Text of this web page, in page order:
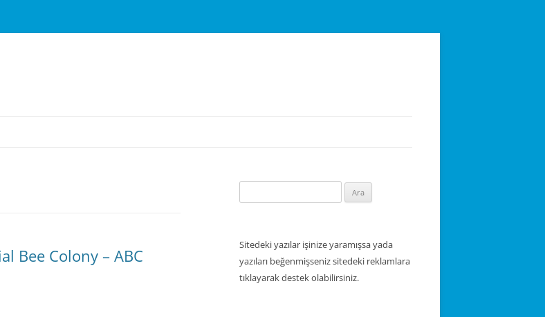
Bee Colony – ABC
Sitedeki yazılar işinize yaramışsa yada
yazıları beğenmişseniz sitedeki reklamlara
tıklayarak destek olabilirsiniz.